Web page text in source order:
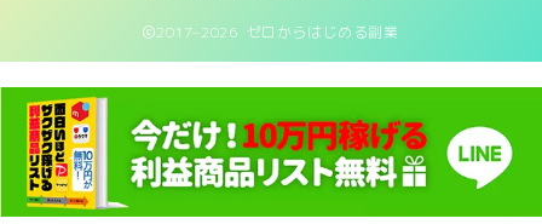
2017–2026 ゼロからはじめる副業